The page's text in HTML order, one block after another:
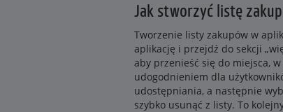
Jak stworzyć listę
Tworzenie listy zakupów w
aplikację i przejdź do sekcji
aby przenieść się do miejsca,
udogodnieniem dla
udostępniania, a następnie
szybko usunąć z listy. To